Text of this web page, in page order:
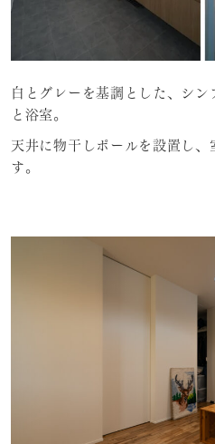
白とグレーを基調とした、シ
と浴室。
天井に物干しポールを設置し、
す。